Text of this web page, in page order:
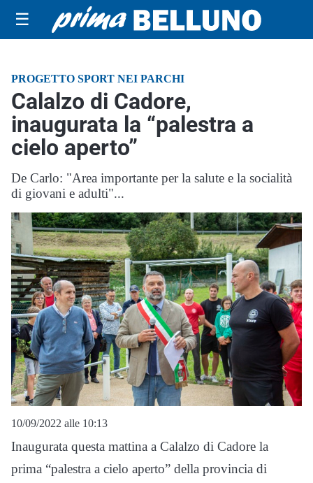
☰
PROGETTO SPORT NEI PARCHI
Calalzo di Cadore,
inaugurata la “palestra a
cielo aperto”
De Carlo: "Area importante per la salute e la socialità
di giovani e adulti"...
10/09/2022 alle 10:13
Inaugurata questa mattina a Calalzo di Cadore la
prima “palestra a cielo aperto” della provincia di